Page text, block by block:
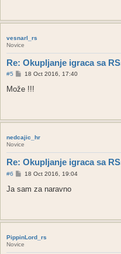
vesnarl_rs
Novice
Re: Okupljanje igraca sa
#5
P
s
18 Oct 2016, 17:40
Može !!!
nedcajic_hr
Novice
Re: Okupljanje igraca sa
#6
P
s
18 Oct 2016, 19:04
Ja sam za naravno
PippinLord_rs
Novice